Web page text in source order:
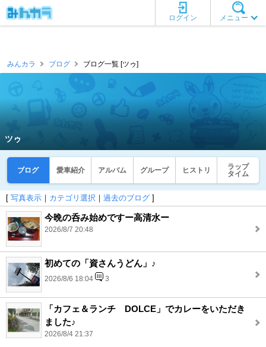
メニュー
ログイン
みんカラ ブログ ブログ一覧 [ツゥ]
ツゥ
ブログ 愛車紹介 アルバム グループ ヒストリ
ラップ
タイム
[ 写真表示 ｜ カテゴリ選択 ｜ 過去のブログ ]
今晩の呑み始めですー高清水ー
2026/8/7 20:48
初めての「資さんうどん」♪
2026/8/6 18:04 3
「カフェ＆ランチ DOLCE」でカレーをいただき
ました♪
2026/8/4 21:37